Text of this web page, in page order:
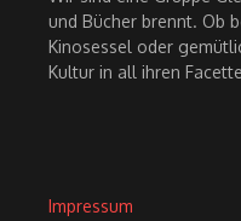
und Bücher brennt. Ob
Kinosessel oder
Kultur in all ihren
Impressum